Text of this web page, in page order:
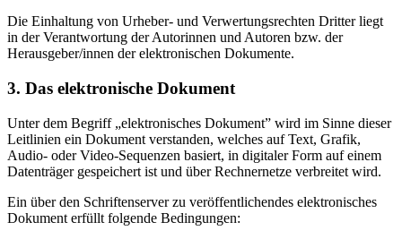
Die Einhaltung von Urheber- und Verwertungsrechten Dritter liegt
in der Verantwortung der Autorinnen und Autoren bzw. der
Herausgeber/innen der elektronischen Dokumente.
3. Das elektronische Dokument
Unter dem Begriff „elektronisches Dokument” wird im Sinne dieser
Leitlinien ein Dokument verstanden, welches auf Text, Grafik,
Audio- oder Video-Sequenzen basiert, in digitaler Form auf einem
Datenträger gespeichert ist und über Rechnernetze verbreitet wird.
Ein über den Schriftenserver zu veröffentlichendes elektronisches
Dokument erfüllt folgende Bedingungen: